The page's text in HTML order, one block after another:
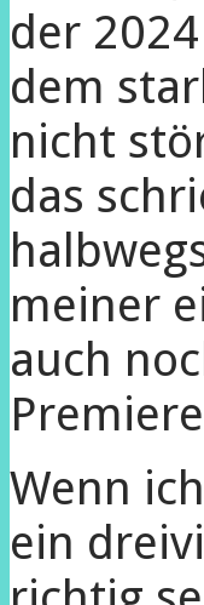
der
dem
nicht
das
meiner
auch
Wenn
ein